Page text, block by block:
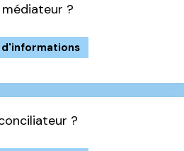
médiateur ?
d'informations
?